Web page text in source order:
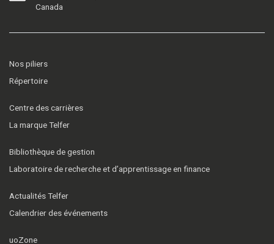
Canada
Nos piliers
Répertoire
Centre des carrières
La marque Telfer
Bibliothèque de gestion
Laboratoire de recherche et d’apprentissage en finance
Actualités Telfer
Calendrier des événements
uoZone